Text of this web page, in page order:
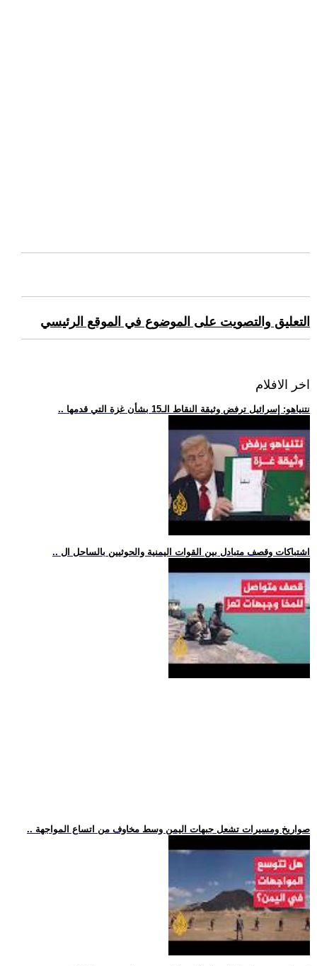
التعليق والتصويت على الموضوع في الموقع الرئيسي
اخر الافلام
.. نتنياهو: إسرائيل ترفض وثيقة النقاط الـ15 بشأن غزة التي قدمها
.. اشتباكات وقصف متبادل بين القوات اليمنية والحوثيين بالساحل ال
.. صواريخ ومسيرات تشعل جبهات اليمن وسط مخاوف من اتساع المواجهة